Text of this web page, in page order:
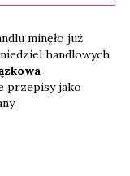
minęło już
handlowych
przepisy jako